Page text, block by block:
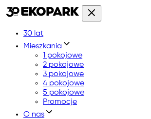
30 lat
Mieszkania
1 pokojowe
2 pokojowe
3 pokojowe
4 pokojowe
5 pokojowe
Promocje
O nas